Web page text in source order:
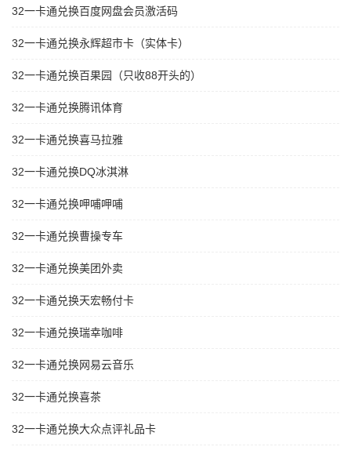
32一卡通兑换百度网盘会员激活码
32一卡通兑换永辉超市卡（实体卡）
32一卡通兑换百果园（只收88开头的）
32一卡通兑换腾讯体育
32一卡通兑换喜马拉雅
32一卡通兑换DQ冰淇淋
32一卡通兑换呷哺呷哺
32一卡通兑换曹操专车
32一卡通兑换美团外卖
32一卡通兑换天宏畅付卡
32一卡通兑换瑞幸咖啡
32一卡通兑换网易云音乐
32一卡通兑换喜茶
32一卡通兑换大众点评礼品卡